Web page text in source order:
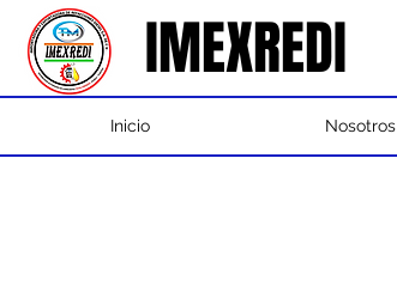
IMEXREDI
IMEXREDI
Inicio Nosotros